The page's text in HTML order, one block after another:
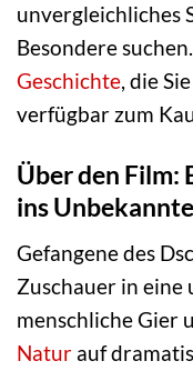
unvergleichliches
Besondere
Geschichte, die
verfügbar zum
Über den Film:
ins Unbekannte
Gefangene des
Zuschauer in eine
menschliche Gier
Natur auf